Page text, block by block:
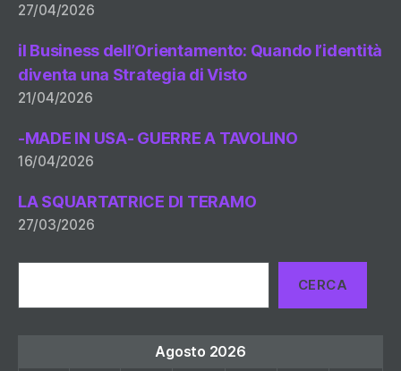
27/04/2026
il Business dell’Orientamento: Quando l’identità
diventa una Strategia di Visto
21/04/2026
-MADE IN USA- GUERRE A TAVOLINO
16/04/2026
LA SQUARTATRICE DI TERAMO
27/03/2026
CERCA
Agosto 2026